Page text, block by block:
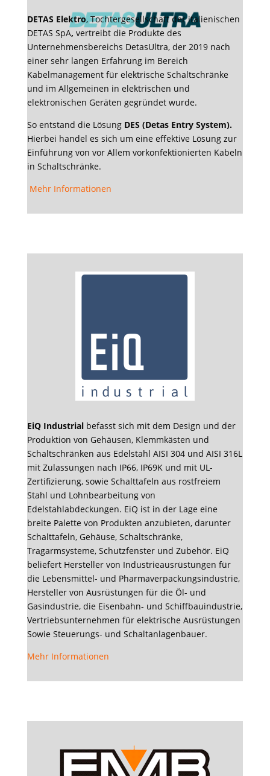
DETAS Elektro, Tochtergesellschaft der italienischen
DETAS SpA, vertreibt die Produkte des
Unternehmensbereichs DetasUltra, der 2019 nach
einer sehr langen Erfahrung im Bereich
Kabelmanagement für elektrische Schaltschränke
und im Allgemeinen in elektrischen und
elektronischen Geräten gegründet wurde.
So entstand die Lösung DES (Detas Entry System).
Hierbei handel es sich um eine effektive Lösung zur
Einführung von vor Allem vorkonfektionierten Kabeln
in Schaltschränke.
Mehr Informationen
EiQ Industrialbefasst sich mit dem Design und der
Produktion von Gehäusen, Klemmkästen und
Schaltschränken aus Edelstahl AISI 304 und AISI 316L
mit Zulassungen nach IP66, IP69K und mit UL-
Zertifizierung, sowie Schalttafeln aus rostfreiem
Stahl und Lohnbearbeitung von
Edelstahlabdeckungen. EiQ ist in der Lage eine
breite Palette von Produkten anzubieten, darunter
Schalttafeln, Gehäuse, Schaltschränke,
Tragarmsysteme, Schutzfenster und Zubehör. EiQ
beliefert Hersteller von Industrieausrüstungen für
die Lebensmittel- und Pharmaverpackungsindustrie,
Hersteller von Ausrüstungen für die Öl- und
Gasindustrie, die Eisenbahn- und Schiffbauindustrie,
Vertriebsunternehmen für elektrische Ausrüstungen
Sowie Steuerungs- und Schaltanlagenbauer.
Mehr Informationen